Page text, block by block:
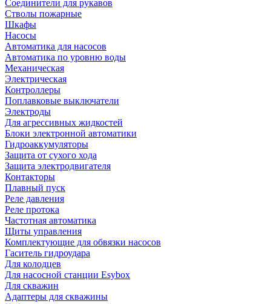
Соединители для рукавов
Стволы пожарные
Шкафы
Насосы
Автоматика для насосов
Автоматика по уровню воды
Механическая
Электрическая
Контроллеры
Поплавковые выключатели
Электроды
Для агрессивных жидкостей
Блоки электронной автоматики
Гидроаккумуляторы
Защита от сухого хода
Защита электродвигателя
Контакторы
Плавный пуск
Реле давления
Реле протока
Частотная автоматика
Щиты управления
Комплектующие для обвязки насосов
Гаситель гидроудара
Для колодцев
Для насосной станции Esybox
Для скважин
Адаптеры для скважины